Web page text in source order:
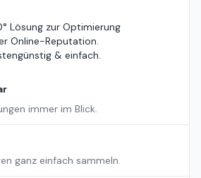
Lösung zur Optimierung
Online-Reputation.
& einfach.
immer im Blick.
ganz einfach sammeln.